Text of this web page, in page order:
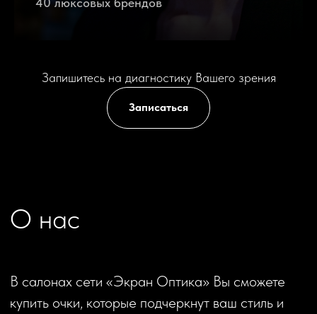
Запишитесь на диагностику Вашего зрения
Записаться